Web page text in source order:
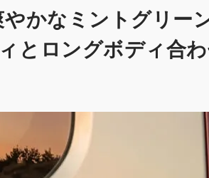
かなミントグリー
とロングボディ合